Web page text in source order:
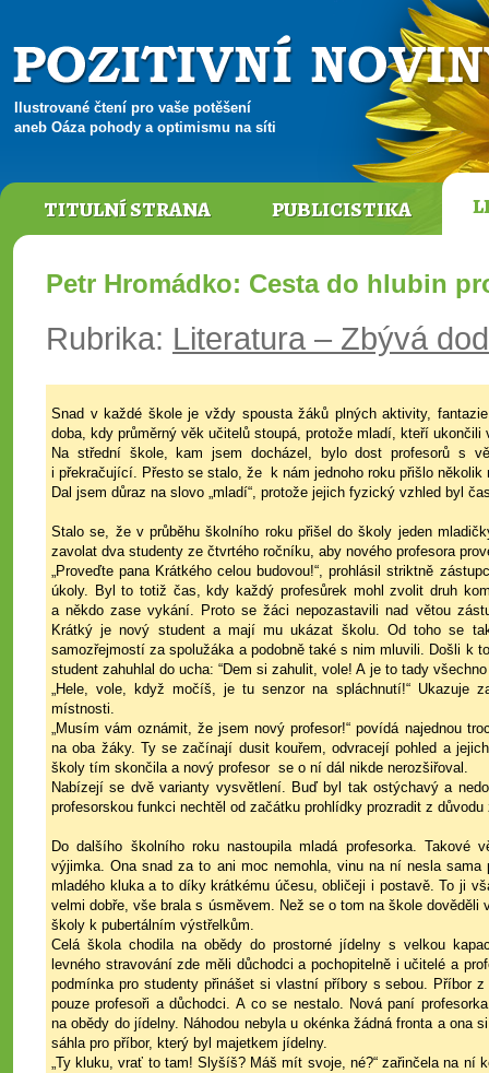
Ilustrované čtení pro vaše potěšení
aneb Oáza pohody a optimismu na síti
TITULNÍ STRANA PUBLICISTIKA
Petr Hromádko: Cesta do hlubin
Rubrika: Literatura – Zbývá
Snad v každé škole je vždy spousta žáků plných aktivity,
doba, kdy průměrný věk učitelů stoupá, protože mladí, kteří
Na střední škole, kam jsem docházel, bylo dost profesorů s
i překračující. Přesto se stalo, že k nám jednoho roku přišlo
Dal jsem důraz na slovo „mladí“, protože jejich fyzický vzhled byl
Stalo se, že v průběhu školního roku přišel do školy jeden
zavolat dva studenty ze čtvrtého ročníku, aby nového profesora
„Proveďte pana Krátkého celou budovou!“, prohlásil striktně
úkoly. Byl to totiž čas, kdy každý profesůrek mohl zvolit druh
a někdo zase vykání. Proto se žáci nepozastavili nad větou
Krátký je nový student a mají mu ukázat školu. Od toho se
samozřejmostí za spolužáka a podobně také s nim mluvili. Došli k
student zahuhlal do ucha: “Dem si zahulit, vole! A je to tady
„Hele, vole, když močíš, je tu senzor na spláchnutí!“ Ukazuje
místnosti.
„Musím vám oznámit, že jsem nový profesor!“ povídá najednou
na oba žáky. Ty se začínají dusit kouřem, odvracejí pohled a
školy tím skončila a nový profesor se o ní dál nikde nerozšiřoval.
Nabízejí se dvě varianty vysvětlení. Buď byl tak ostýchavý a
profesorskou funkci nechtěl od začátku prohlídky prozradit z
Do dalšího školního roku nastoupila mladá profesorka.
výjimka. Ona snad za to ani moc nemohla, vinu na ní nesla
mladého kluka a to díky krátkému účesu, obličeji i postavě. To ji
velmi dobře, vše brala s úsměvem. Než se o tom na škole dověděli
školy k pubertálním výstřelkům.
Celá škola chodila na obědy do prostorné jídelny s velkou
levného stravování zde měli důchodci a pochopitelně i učitelé a
podmínka pro studenty přinášet si vlastní příbory s sebou. Příbor
pouze profesoři a důchodci. A co se nestalo. Nová paní
na obědy do jídelny. Náhodou nebyla u okénka žádná fronta a ona
sáhla pro příbor, který byl majetkem jídelny.
„Ty kluku, vrať to tam! Slyšíš? Máš mít svoje, né?“ zařinčela na ní